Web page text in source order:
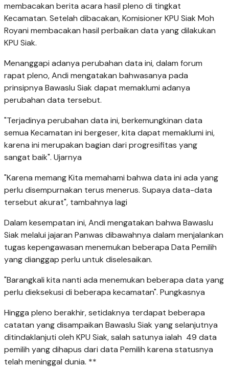
membacakan berita acara hasil pleno di tingkat
Kecamatan. Setelah dibacakan, Komisioner KPU Siak Moh
Royani membacakan hasil perbaikan data yang dilakukan
KPU Siak.
Menanggapi adanya perubahan data ini, dalam forum
rapat pleno, Andi mengatakan bahwasanya pada
prinsipnya Bawaslu Siak dapat memaklumi adanya
perubahan data tersebut.
"Terjadinya perubahan data ini, berkemungkinan data
semua Kecamatan ini bergeser, kita dapat memaklumi ini,
karena ini merupakan bagian dari progresifitas yang
sangat baik". Ujarnya
"Karena memang Kita memahami bahwa data ini ada yang
perlu disempurnakan terus menerus. Supaya data-data
tersebut akurat", tambahnya lagi
Dalam kesempatan ini, Andi mengatakan bahwa Bawaslu
Siak melalui jajaran Panwas dibawahnya dalam menjalankan
tugas kepengawasan menemukan beberapa Data Pemilih
yang dianggap perlu untuk diselesaikan.
"Barangkali kita nanti ada menemukan beberapa data yang
perlu dieksekusi di beberapa kecamatan". Pungkasnya
Hingga pleno berakhir, setidaknya terdapat beberapa
catatan yang disampaikan Bawaslu Siak yang selanjutnya
ditindaklanjuti oleh KPU Siak, salah satunya ialah 49 data
pemilih yang dihapus dari data Pemilih karena statusnya
telah meninggal dunia. **